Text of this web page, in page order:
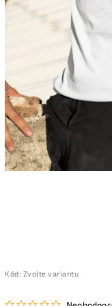
Kód: Zvolte variantu